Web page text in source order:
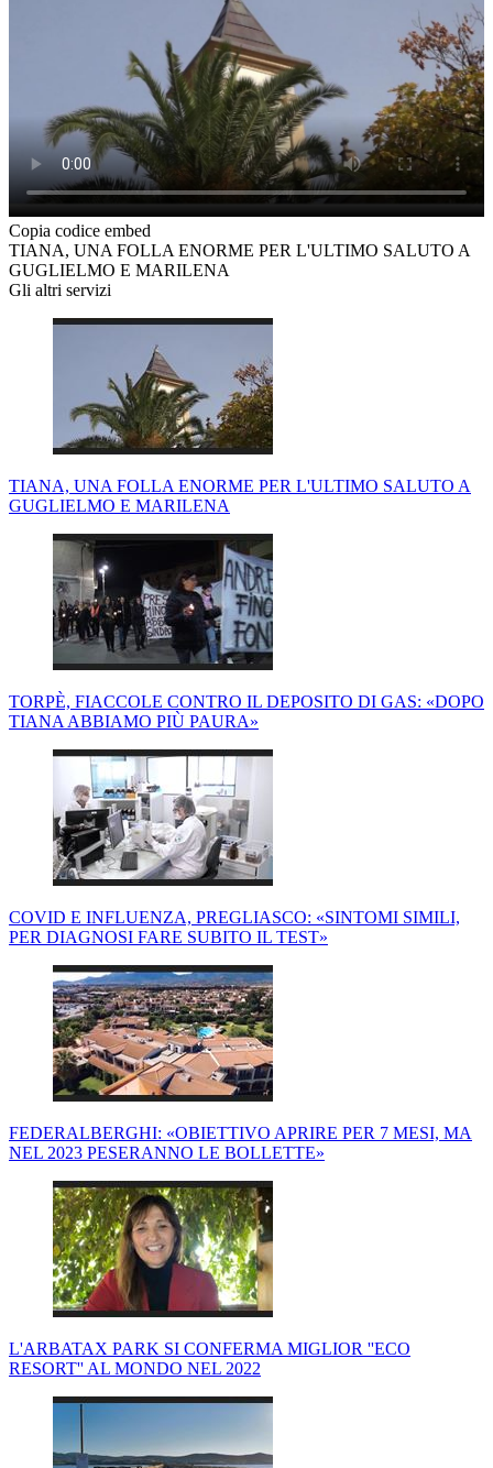
Copia codice embed
TIANA, UNA FOLLA ENORME PER L'ULTIMO SALUTO A
GUGLIELMO E MARILENA
Gli altri servizi
TIANA, UNA FOLLA ENORME PER L'ULTIMO SALUTO A
GUGLIELMO E MARILENA
TORPÈ, FIACCOLE CONTRO IL DEPOSITO DI GAS: «DOPO
TIANA ABBIAMO PIÙ PAURA»
COVID E INFLUENZA, PREGLIASCO: «SINTOMI SIMILI,
PER DIAGNOSI FARE SUBITO IL TEST»
FEDERALBERGHI: «OBIETTIVO APRIRE PER 7 MESI, MA
NEL 2023 PESERANNO LE BOLLETTE»
L'ARBATAX PARK SI CONFERMA MIGLIOR ''ECO
RESORT'' AL MONDO NEL 2022